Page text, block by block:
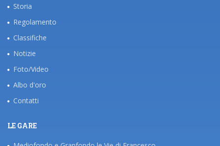
Storia
Regolamento
Classifiche
Notizie
Foto/Video
Albo d'oro
Contatti
LE GARE